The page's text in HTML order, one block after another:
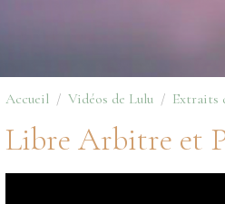
Accueil Vidéos de Lulu Extraits
Libre Arbitre et